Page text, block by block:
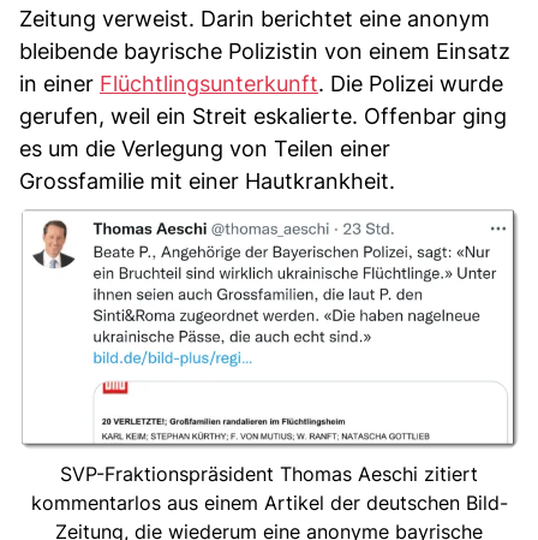
Zeitung verweist. Darin berichtet eine anonym
bleibende bayrische Polizistin von einem Einsatz
in einer Flüchtlingsunterkunft. Die Polizei wurde
gerufen, weil ein Streit eskalierte. Offenbar ging
es um die Verlegung von Teilen einer
Grossfamilie mit einer Hautkrankheit.
SVP-Fraktionspräsident Thomas Aeschi zitiert
kommentarlos aus einem Artikel der deutschen Bild-
Zeitung, die wiederum eine anonyme bayrische